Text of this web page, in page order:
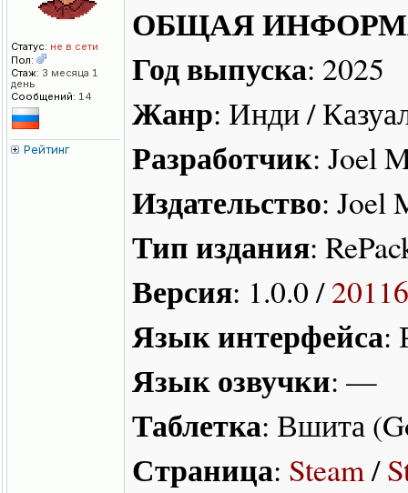
Статус: не в сети
Пол:
Стаж: 3 месяца 1
день
Сообщений: 14
Рейтинг
ОБЩАЯ
Год выпуска: 2025
Жанр: Инди /
Разработчик: Joel
Издательство: Joel
Тип издания:
Версия: 1.0.0 /
Язык интерфейса:
Язык озвучки: —
Таблетка: Вшита
Страница: Steam/